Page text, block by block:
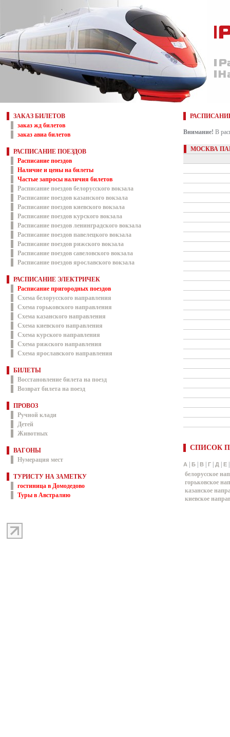
ЗАКАЗ БИЛЕТОВ
заказ жд билетов
заказ авиа билетов
РАСПИСАНИЕ ПОЕЗДОВ
Расписание поездов
Наличие и цены на билеты
Частые запросы наличия билетов
Расписание поездов белорусского вокзала
Расписание поездов казанского вокзала
Расписание поездов киевского вокзала
Расписание поездов курского вокзала
Расписание поездов ленинградского вокзала
Расписание поездов павелецкого вокзала
Расписание поездов рижского вокзала
Расписание поездов савеловского вокзала
Расписание поездов ярославского вокзала
РАСПИСАНИЕ ЭЛЕКТРИЧЕК
Расписание пригородных поездов
Схема белорусского направления
Схема горьковского направления
Схема казанского направления
Схема киевского направления
Схема курского направления
Схема рижского направления
Схема ярославского направления
БИЛЕТЫ
Восстановление билета на поезд
Возврат билета на поезд
ПРОВОЗ
Ручной клади
Детей
Животных
ВАГОНЫ
Нумерация мест
ТУРИСТУ НА ЗАМЕТКУ
гостиница в Домодедово
Туры в Австралию
Внимание! В
МОСКВА
СПИСОК
А Б В Г Д Е
белорусское
горьковское
казанское
киевское